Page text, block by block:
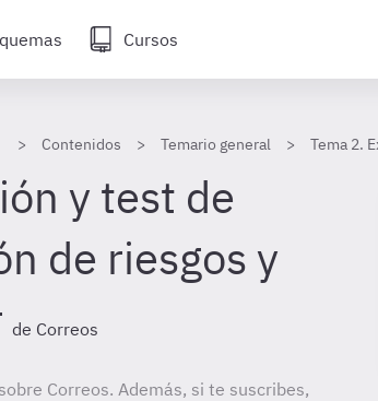
Cursos
Contenidos Temario general Tema 2.
y test de
de riesgos y
de Correos
Correos. Además, si te suscribes,